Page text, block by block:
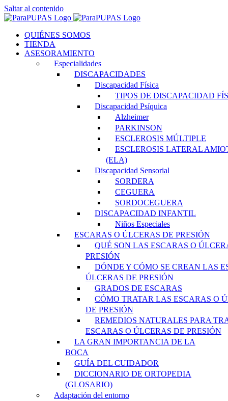
Saltar al contenido
QUIÉNES SOMOS
TIENDA
ASESORAMIENTO
Especialidades
DISCAPACIDADES
Discapacidad Física
TIPOS DE DISCAPACIDAD
Discapacidad Psíquica
Alzheimer
PARKINSON
ESCLEROSIS MÚLTIPLE
ESCLEROSIS LATERAL
(ELA)
Discapacidad Sensorial
SORDERA
CEGUERA
SORDOCEGUERA
DISCAPACIDAD INFANTIL
Niños Especiales
ESCARAS O ÚLCERAS DE PRESIÓN
QUÉ SON LAS ESCARAS O
PRESIÓN
DÓNDE Y CÓMO SE CREAN LAS
ÚLCERAS DE PRESIÓN
GRADOS DE ESCARAS
CÓMO TRATAR LAS ESCARAS O
DE PRESIÓN
REMEDIOS NATURALES PARA
ESCARAS O ÚLCERAS DE PRESIÓN
LA GRAN IMPORTANCIA DE LA
BOCA
GUÍA DEL CUIDADOR
DICCIONARIO DE ORTOPEDIA
(GLOSARIO)
Adaptación del entorno